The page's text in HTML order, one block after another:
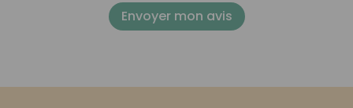
Envoyer mon avis